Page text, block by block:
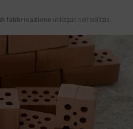
fabbricazione utilizzati nell’edilizia.